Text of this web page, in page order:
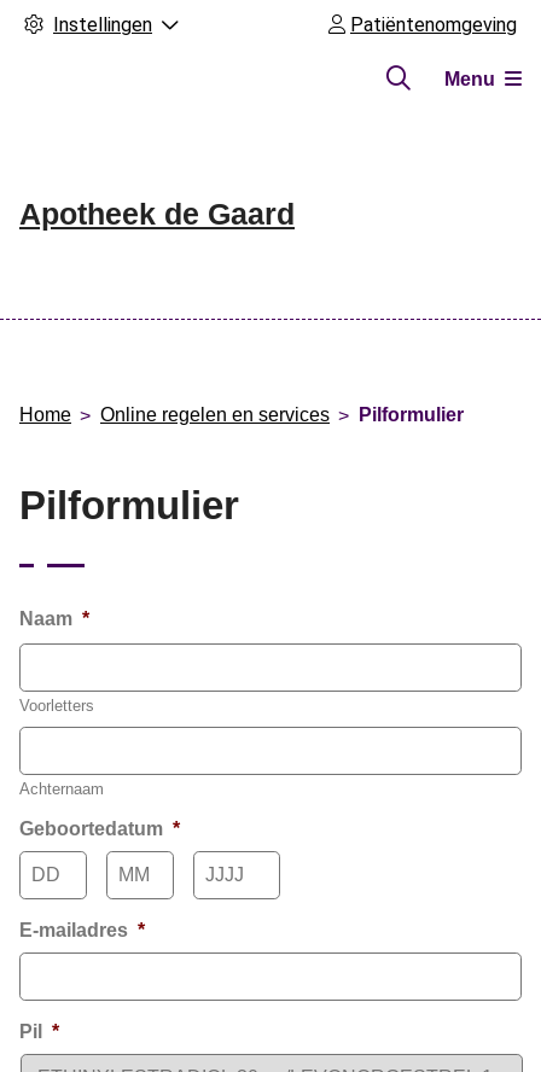
Instellingen Patiëntenomgeving
Apotheek de Gaard
Menu
Home Online regelen en services Pilformulier
Pilformulier
Naam *
Voorletters
Achternaam
Geboortedatum *
E-mailadres *
Pil *